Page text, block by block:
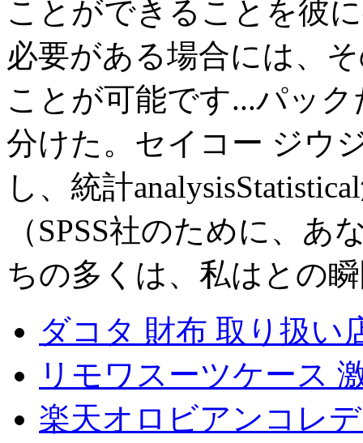
ことができることを彼
必要がある場合には、
ことが可能です...パッ
分けた。セイコー ジウ
し、統計
（SPSS社のために、
ちの多くは、私はとの
ダコタ 財布 取り扱い
リモワスーツケース
楽天オロビアンコレ